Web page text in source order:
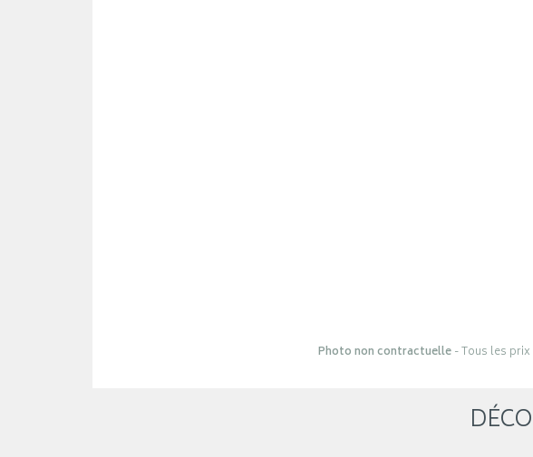
Photo non contractuelle- Tous les prix